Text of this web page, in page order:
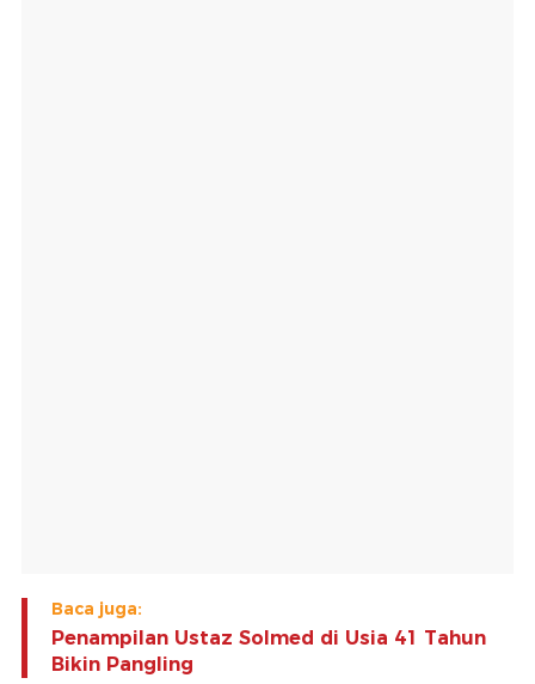
Baca juga:
Penampilan Ustaz Solmed di Usia 41 Tahun
Bikin Pangling